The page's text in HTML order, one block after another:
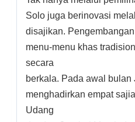
Solo juga berinovasi
disajikan.
menu-menu khas
secara
berkala. Pada awal
menghadirkan empat
Udang